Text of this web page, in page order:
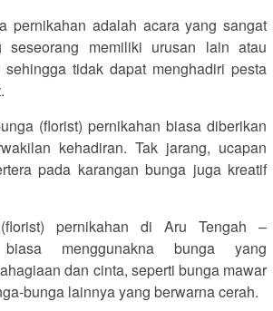
pernikahan adalah acara yang sangat
seseorang memiliki urusan lain atau
tidak dapat menghadiri pesta
(florist) pernikahan biasa diberikan
kehadiran. Tak jarang, ucapan
pada karangan bunga juga kreatif
pernikahan di Aru Tengah –
menggunakna bunga yang
dan cinta, seperti bunga mawar
bunga lainnya yang berwarna cerah.